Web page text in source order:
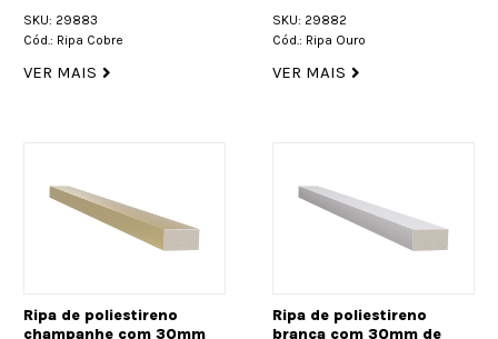
SKU: 29883
Cód.: Ripa Cobre
VER MAIS
SKU: 29882
Cód.: Ripa Ouro
VER MAIS
Ripa de poliestireno
champanhe com 30mm
Ripa de poliestireno
branca com 30mm de